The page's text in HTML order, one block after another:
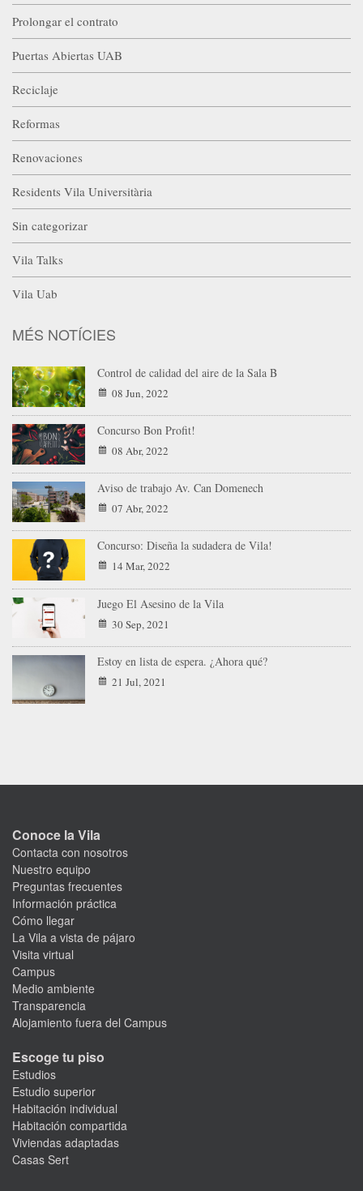
Prolongar el contrato
Puertas Abiertas UAB
Reciclaje
Reformas
Renovaciones
Residents Vila Universitària
Sin categorizar
Vila Talks
Vila Uab
MÉS NOTÍCIES
Control de calidad del aire de la Sala B
08 Jun, 2022
Concurso Bon Profit!
08 Abr, 2022
Aviso de trabajo Av. Can Domenech
07 Abr, 2022
Concurso: Diseña la sudadera de Vila!
14 Mar, 2022
Juego El Asesino de la Vila
30 Sep, 2021
Estoy en lista de espera. ¿Ahora qué?
21 Jul, 2021
Conoce la Vila
Contacta con nosotros
Nuestro equipo
Preguntas frecuentes
Información práctica
Cómo llegar
La Vila a vista de pájaro
Visita virtual
Campus
Medio ambiente
Transparencia
Alojamiento fuera del Campus
Escoge tu piso
Estudios
Estudio superior
Habitación individual
Habitación compartida
Viviendas adaptadas
Casas Sert